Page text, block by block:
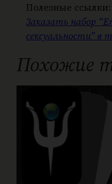
Полезные ссылки:
Заказать набор
сексуальности” в
Похожие